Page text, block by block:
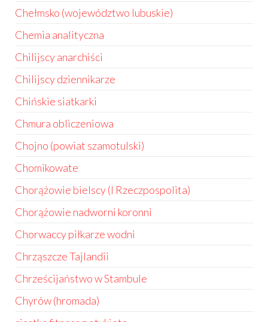
Chełmsko (województwo lubuskie)
Chemia analityczna
Chilijscy anarchiści
Chilijscy dziennikarze
Chińskie siatkarki
Chmura obliczeniowa
Chojno (powiat szamotulski)
Chomikowate
Chorążowie bielscy (I Rzeczpospolita)
Chorążowie nadworni koronni
Chorwaccy piłkarze wodni
Chrząszcze Tajlandii
Chrześcijaństwo w Stambule
Chyrów (hromada)